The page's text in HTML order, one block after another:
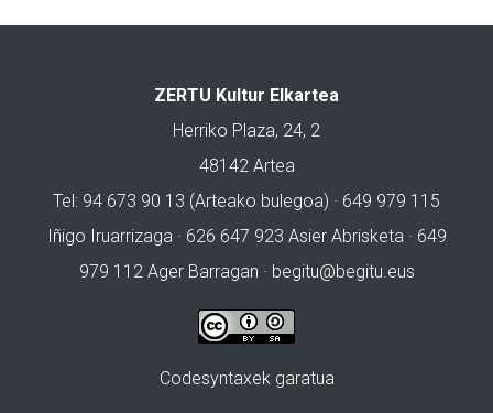
ZERTU Kultur Elkartea
Herriko Plaza, 24, 2
48142 Artea
Tel: 94 673 90 13 (Arteako bulegoa) · 649 979 115
Iñigo Iruarrizaga · 626 647 923 Asier Abrisketa · 649
979 112 Ager Barragan · begitu@begitu.eus
Codesyntaxek garatua